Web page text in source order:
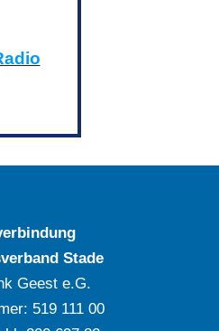
Stade
Geest e.G.
‍519 111 00